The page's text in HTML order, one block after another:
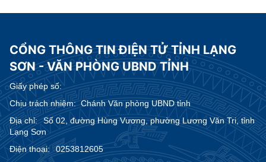
CỔNG THÔNG TIN ĐIỆN TỬ TỈNH LẠNG
SƠN - VĂN PHÒNG UBND TỈNH
Giấy phép số:
Chịu trách nhiệm:Chánh Văn phòng UBND tỉnh
Địa chỉ:
Số 02, đường Hùng Vương, phường Lương Văn Tri, tỉnh
Lạng Sơn
Điện thoại:
0253812605